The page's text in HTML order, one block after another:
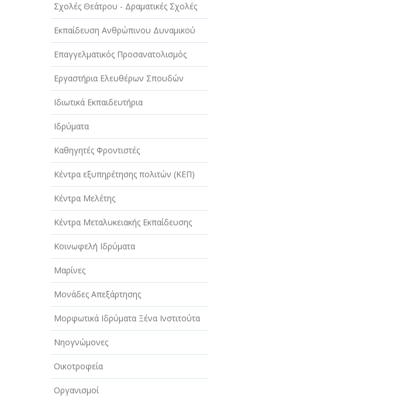
Σχολές Θεάτρου - Δραματικές Σχολές
Εκπαίδευση Ανθρώπινου Δυναμικού
Επαγγελματικός Προσανατολισμός
Εργαστήρια Ελευθέρων Σπουδών
Ιδιωτικά Εκπαιδευτήρια
Ιδρύματα
Καθηγητές Φροντιστές
Κέντρα εξυπηρέτησης πολιτών (ΚΕΠ)
Κέντρα Μελέτης
Κέντρα Μεταλυκειακής Εκπαίδευσης
Κοινωφελή Ιδρύματα
Μαρίνες
Μονάδες Απεξάρτησης
Μορφωτικά Ιδρύματα Ξένα Ινστιτούτα
Νηογνώμονες
Οικοτροφεία
Οργανισμοί